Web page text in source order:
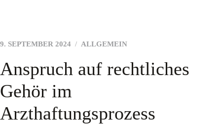
9. SEPTEMBER 2024 ALLGEMEIN
Anspruch auf rechtliches
Gehör im
Arzthaftungsprozess